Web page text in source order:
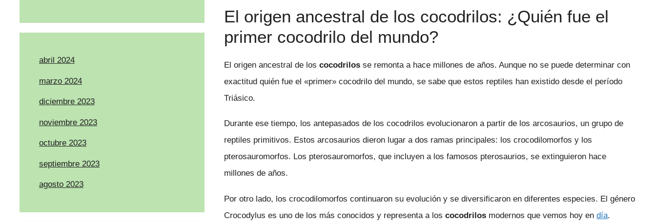
El origen ancestral de los cocodrilos: ¿Quién fue el
primer cocodrilo del mundo?
El origen ancestral de loscocodrilos se remonta a hace millones de años. Aunque no se puede determinar con
exactitud quién fue el «primer» cocodrilo del mundo, se sabe que estos reptiles han existido desde el período
Triásico.
Durante ese tiempo, los antepasados de los cocodrilos evolucionaron a partir de los arcosaurios, un grupo de
reptiles primitivos. Estos arcosaurios dieron lugar a dos ramas principales: los crocodilomorfos y los
pterosauromorfos. Los pterosauromorfos, que incluyen a los famosos pterosaurios, se extinguieron hace
millones de años.
Por otro lado, los crocodilomorfos continuaron su evolución y se diversificaron en diferentes especies. El género
Crocodylus es uno de los más conocidos y representa a loscocodrilos modernos que vemos hoy endía.
abril 2024
marzo 2024
diciembre 2023
noviembre 2023
octubre 2023
septiembre 2023
agosto 2023